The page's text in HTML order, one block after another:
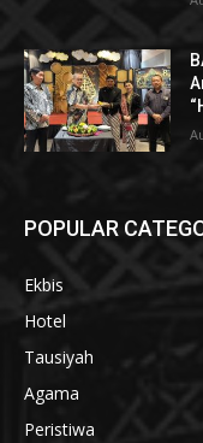
POPULAR
Ekbis
Hotel
Tausiyah
Agama
Peristiwa